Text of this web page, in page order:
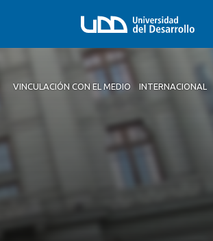
VINCULACIÓN CON EL MEDIO INTERNACIONAL